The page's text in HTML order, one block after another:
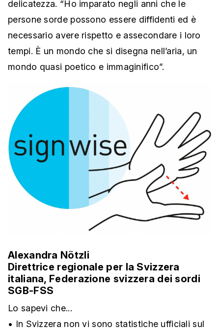
delicatezza. “Ho imparato negli anni che le
persone sorde possono essere diffidenti ed è
necessario avere rispetto e assecondare i loro
tempi. È un mondo che si disegna nell’aria, un
mondo quasi poetico e immaginifico”.
Alexandra Nötzli
Direttrice regionale per la Svizzera
italiana, Federazione svizzera dei sordi
SGB-FSS
Lo sapevi che...
• In Svizzera non vi sono statistiche ufficiali sul